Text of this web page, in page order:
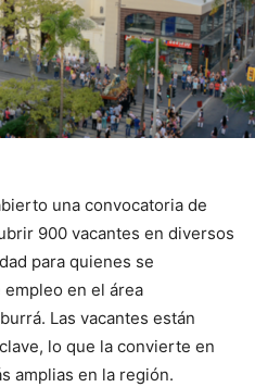
una convocatoria de
900 vacantes en diversos
para quienes se
en el área
Las vacantes están
lo que la convierte en
amplias en la región.